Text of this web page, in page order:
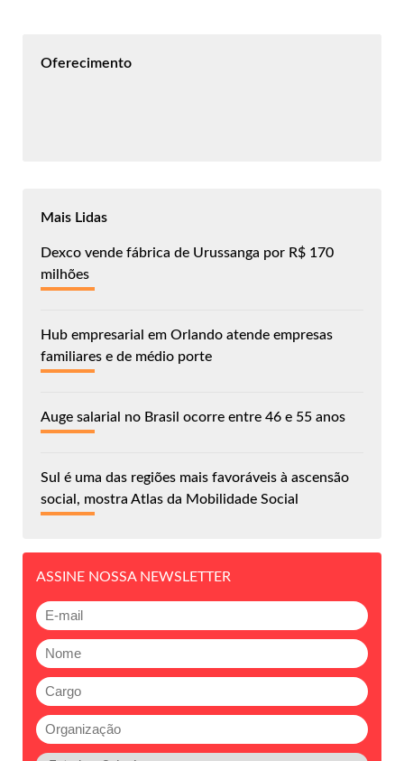
Oferecimento
Mais Lidas
Dexco vende fábrica de Urussanga por R$ 170
milhões
Hub empresarial em Orlando atende empresas
familiares e de médio porte
Auge salarial no Brasil ocorre entre 46 e 55 anos
Sul é uma das regiões mais favoráveis à ascensão
social, mostra Atlas da Mobilidade Social
ASSINE NOSSA NEWSLETTER